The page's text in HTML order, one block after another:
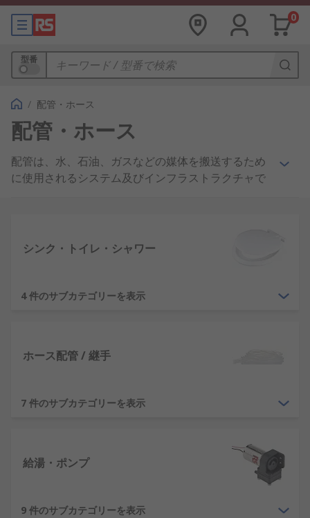
0
型番
/ 配管・ホース
配管・ホース
配管は、水、石油、ガスなどの媒体を搬送するため
に使用されるシステム及びインフラストラクチャで
パイプ、ホース、チューブ
パイプ、ホース、チューブが配管の基本です。これ
には、PVC、PEX、銅、亜鉛めっき鋼、鋳鉄などが
パイプ継手
パイプ継手は、パイプをつなぎ合わせ、流れの方向
を変えるために使用されます。銅、青銅、真鍮を含
む多様な素材が使用されています。プッシュフィッ
の選択肢があり、用途に最適な継手を利用できま
シンク・トイレ・シャワー
4 件のサブカテゴリーを表示
ホース配管 / 継手
7 件のサブカテゴリーを表示
給湯・ポンプ
9 件のサブカテゴリーを表示